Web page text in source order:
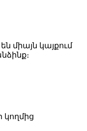
միայն կայքում
կողմից